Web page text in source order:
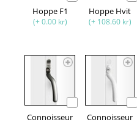
Hoppe F1
(+ 0.00 kr)
Hoppe Hvit
(+ 108.60 kr)
Connoisseur
Connoisseur